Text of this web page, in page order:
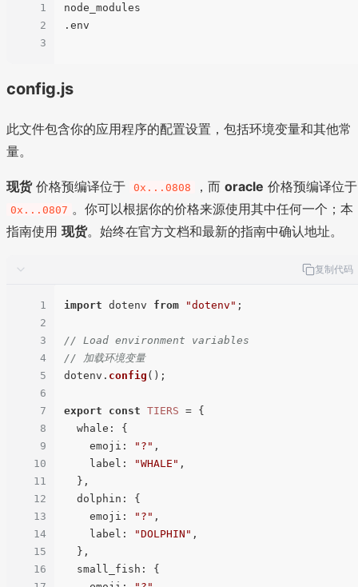
1
2
3
node_modules
.env
config.js
此文件包含你的应用程序的配置设置，包括环境变量和其他常
量。
现货价格预编译位于 0x...0808 ，而oracle 价格预编译位于
0x...0807 。你可以根据你的价格来源使用其中任何一个；本
指南使用 现货。始终在官方文档和最新的指南中确认地址。
复制代码
1
2
3
4
5
6
7
8
9
10
11
12
13
14
15
16
import dotenv from "dotenv" ;
// Load environment variables
// 加载环境变量
dotenv. config ();
export const TIERS = {
whale : {
emoji : "?" ,
label : "WHALE" ,
dolphin : {
emoji : "?" ,
label : "DOLPHIN" ,
small_fish : {